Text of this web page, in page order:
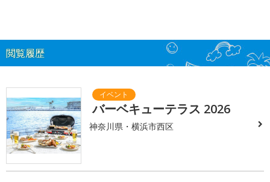
閲覧履歴
バーベキューテラス 2026
神奈川県・横浜市西区